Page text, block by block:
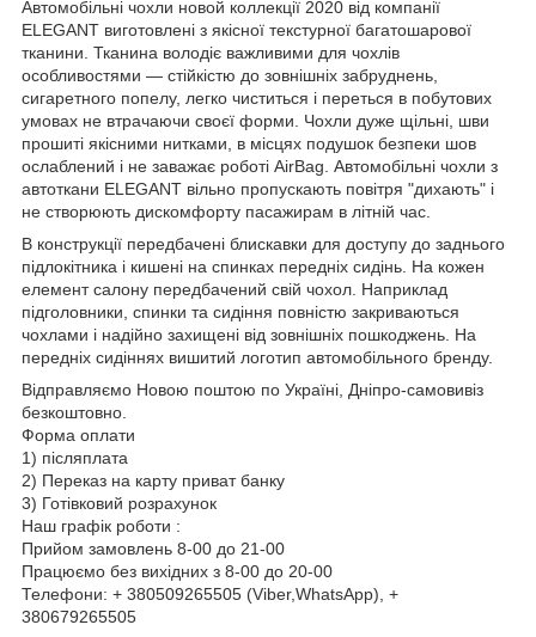
Автомобільні чохли новой коллекції 2020 від компанії
ELEGANT виготовлені з якісної текстурної багатошарової
тканини. Тканина володіє важливими для чохлів
особливостями — стійкістю до зовнішніх забруднень,
сигаретного попелу, легко чиститься і переться в побутових
умовах не втрачаючи своєї форми. Чохли дуже щільні, шви
прошиті якісними нитками, в місцях подушок безпеки шов
ослаблений і не заважає роботі AirBag. Автомобільні чохли з
автоткани ELEGANT вільно пропускають повітря "дихають" і
не створюють дискомфорту пасажирам в літній час.
В конструкції передбачені блискавки для доступу до заднього
підлокітника і кишені на спинках передніх сидінь. На кожен
елемент салону передбачений свій чохол. Наприклад
підголовники, спинки та сидіння повністю закриваються
чохлами і надійно захищені від зовнішніх пошкоджень. На
передніх сидіннях вишитий логотип автомобільного бренду.
Відправляємо Новою поштою по Україні, Дніпро-самовивіз
безкоштовно.
Форма оплати
1) післяплата
2) Переказ на карту приват банку
3) Готівковий розрахунок
Наш графік роботи :
Прийом замовлень 8-00 до 21-00
Працюємо без вихідних з 8-00 до 20-00
Телефони: + 380509265505 (Viber,WhatsApp), +
380679265505